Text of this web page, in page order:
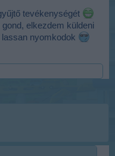
tevékenységét
elkezdem küldeni
nyomkodok